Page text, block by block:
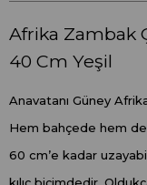
Afrika Zambak
40 Cm Yeşil
Anavatanı Güney
Hem bahçede hem
60 cm’e kadar